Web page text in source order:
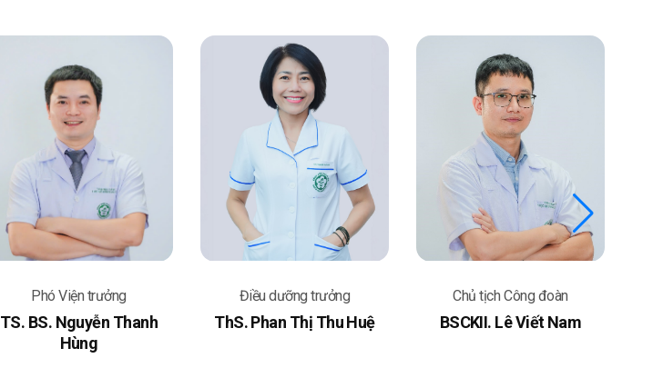
Phó Viện trưởng
TS. BS. Nguyễn Thanh
Hùng
Điều dưỡng trưởng
ThS. Phan Thị Thu Huệ
Chủ tịch Công đoàn
BSCKII. Lê Viết Nam